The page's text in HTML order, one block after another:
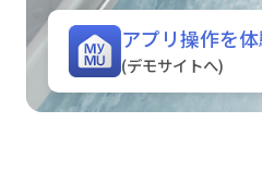
アプリ操作を
(デモサイトへ)